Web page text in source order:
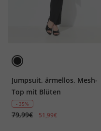
Jumpsuit, ärmellos, Mesh-
Top mit Blüten
- 35%
79,99€ 51,99€